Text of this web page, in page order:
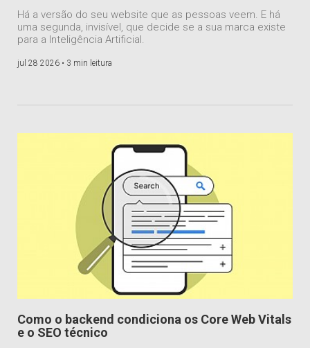
Há a versão do seu website que as pessoas veem. E há
uma segunda, invisível, que decide se a sua marca existe
para a Inteligência Artificial.
jul 28 2026 • 3 min leitura
Como o backend condiciona os Core Web Vitals
e o SEO técnico